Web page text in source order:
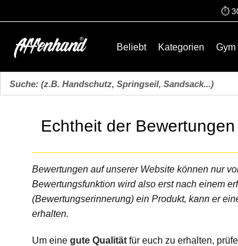
⏱️
Beliebt Kategorien Gym
Echtheit der Bewertungen
Bewertungen auf unserer Website können nur
Bewertungsfunktion wird also erst nach einem
(Bewertungserinnerung) ein Produkt, kann er
erhalten.
Um eine gute Qualitätfür euch zu erhalten,